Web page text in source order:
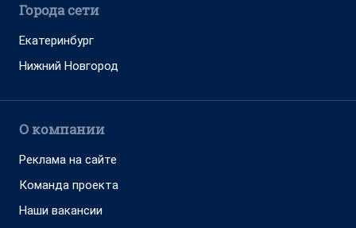
Города сети
Екатеринбург
Нижний Новгород
О компании
Реклама на сайте
Команда проекта
Наши вакансии